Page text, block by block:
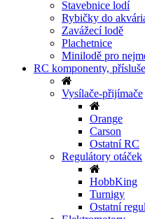
Stavebnice lodí
Rybičky do
Zavážecí lodě
Plachetnice
Minilodě pro
RC komponenty,
Vysílače-přijímače
Orange
Carson
Ostatní RC
Regulátory otáček
HobbKing
Turnigy
Ostatní